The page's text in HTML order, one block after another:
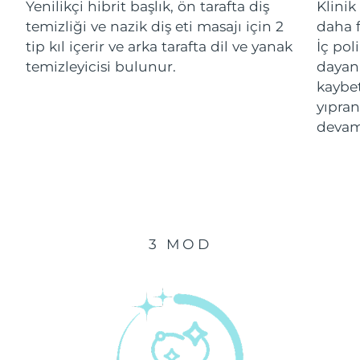
Yenilikçi hibrit başlık, ön tarafta diş
temizliği ve nazik diş eti masajı için 2
tip kıl içerir ve arka tarafta dil ve yanak
temizleyicisi bulunur.
Klinik
daha
İç
3 MOD
Çin Makao ÖİB Tahmini teslim tarihi 8/12/26
Malezya 8/13/26
8/10/26
Tahmini teslim tarihi
Tahmini teslim tarihi